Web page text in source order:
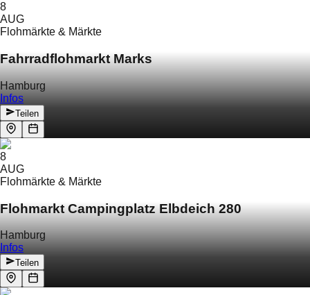
8
AUG
Flohmärkte & Märkte
Fahrradflohmarkt Marks
Hamburg
Infos
Teilen
8
AUG
Flohmärkte & Märkte
Flohmarkt Campingplatz Elbdeich 280
Hamburg
Infos
Teilen